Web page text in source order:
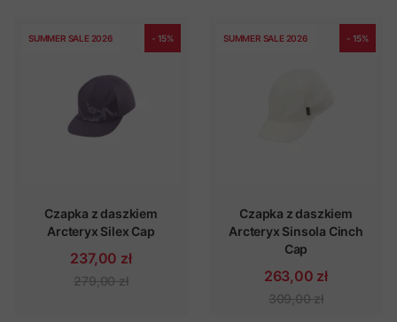
SUMMER SALE 2026 - 15%
Czapka z daszkiem
Arcteryx Silex Cap
237,00 zł
279,00 zł
SUMMER SALE 2026 - 15%
Czapka z daszkiem
Arcteryx Sinsola Cinch
Cap
263,00 zł
309,00 zł